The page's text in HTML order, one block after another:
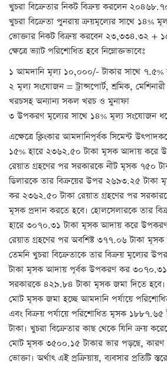
খুচরা বিক্রেতার নিকট বিক্রয় করলেন
খুচরা বিক্রেতা পুনরায় ক্রয়মূল্যের সাথে ১৪%
ভোক্তার নিকট বিক্রয় করবেন ২৩,৩৩৪.৩২ +
ক্ষেত্রে ভ্যাট পরিশোধিত হবে নিম্নোক্তভাবেঃ
১ আমদানি মূল্য ১০,০০০/- টাকার সাথে ৭.৫%
২ মূল্য সংযোজন = ট্রান্সপোর্ট, শ্রমিক,
খরচসহ অন্যান্য সকল খরচ ও মুনাফা
৩ উপকরণ মূল্যের সাথে ১৪% মূল্য সংযোজন
এক্ষেত্রে ক্লিংকার আমদানিপূর্বক সিমেন্ট
১৫% হারে ২৩৬২.৫০ টাকা মূসক আদায় করে
রেয়াত গ্রহণের পর সরকারকে নীট মূসক ৭৫০
ডিলারকে তার বিক্রয়ের উপর ২৬৯৩.২৫
কর ২৩৬২.৫০ টাকা রেয়াত গ্রহণের পর
মূসক প্রদান করতে হবে। হোলসেলারকে তার
হারে ৩০৭০.৩১ টাকা মূসক আদায় করে
রেয়াত গ্রহণের পর অবশিষ্ট ৩৭৭.০৬ টাকা
তেমনি খুচরা বিক্রেতাকে তার বিক্রয় মূল্যের
টাকা মূসক আদায় পূর্বক উপকরণ কর ৩০৭০.৩১
সরকারকে ৪২৯.৮৪ টাকা মূসক জমা দিতে হবে।
মোট মূসক জমা হচ্ছে আমদানি পর্যায়ে
এবং বিক্রয় পর্যায়ে পরিশোধিত মূসক
টাকা। খুচরা বিক্রেতার কাছ থেকে যিনি ক্রয়
মোট মূসক ৩৫০০.১৫ টাকার ভার পড়ছে, কারণ
ভোক্তা। অর্থাৎ এই প্রক্রিয়ায়, ব্যবসার প্রতিটি